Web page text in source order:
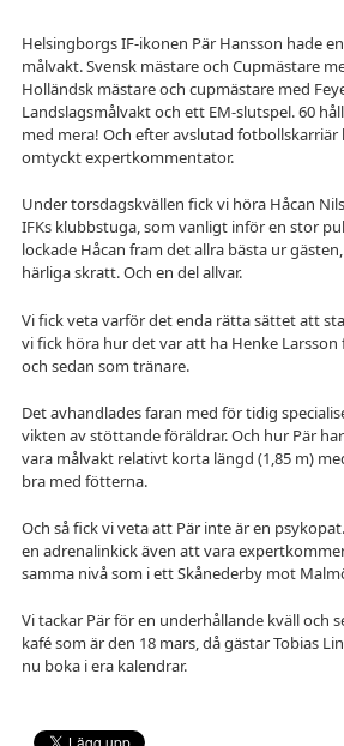
Helsingborgs IF-ikonen Pär Hansson hade
målvakt. Svensk mästare och Cupmästare
Holländsk mästare och cupmästare med
Landslagsmålvakt och ett EM-slutspel. 60
med mera! Och efter avslutad fotbollskarriär
omtyckt expertkommentator.
Under torsdagskvällen fick vi höra Håcan
IFKs klubbstuga, som vanligt inför en stor
lockade Håcan fram det allra bästa ur
härliga skratt. Och en del allvar.
Vi fick veta varför det enda rätta sättet att
vi fick höra hur det var att ha Henke
och sedan som tränare.
Det avhandlades faran med för tidig
vikten av stöttande föräldrar. Och hur Pär
vara målvakt relativt korta längd (1,85 m)
bra med fötterna.
Och så fick vi veta att Pär inte är en
en adrenalinkick även att vara
samma nivå som i ett Skånederby mot
Vi tackar Pär för en underhållande kväll och
kafé som är den 18 mars, då gästar Tobias
nu boka i era kalendrar.